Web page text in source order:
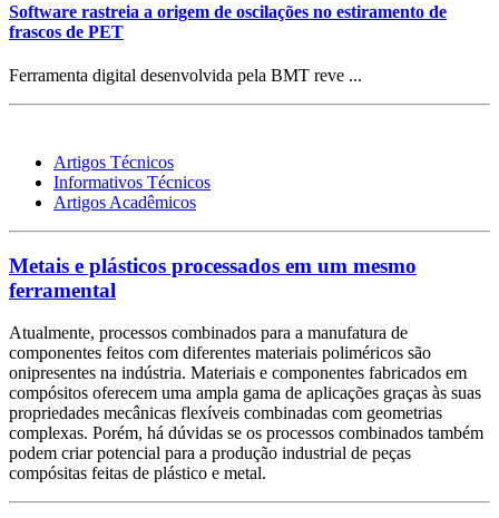
Software rastreia a origem de oscilações no estiramento de
frascos de PET
Ferramenta digital desenvolvida pela BMT reve ...
Artigos Técnicos
Informativos Técnicos
Artigos Acadêmicos
Metais e plásticos processados em um mesmo
ferramental
Atualmente, processos combinados para a manufatura de
componentes feitos com diferentes materiais poliméricos são
onipresentes na indústria. Materiais e componentes fabricados em
compósitos oferecem uma ampla gama de aplicações graças às suas
propriedades mecânicas flexíveis combinadas com geometrias
complexas. Porém, há dúvidas se os processos combinados também
podem criar potencial para a produção industrial de peças
compósitas feitas de plástico e metal.